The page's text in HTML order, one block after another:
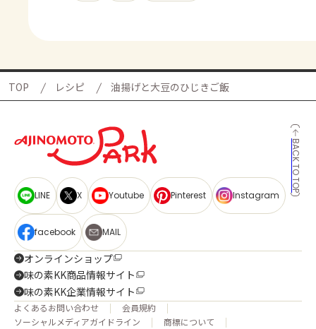
TOP レシピ 油揚げと大豆のひじきご飯
BACK TO TOP
LINE X Youtube Pinterest Instagram
facebook MAIL
オンラインショップ
味の素KK商品情報サイト
味の素KK企業情報サイト
よくあるお問い合わせ
会員規約
ソーシャルメディアガイドライン
商標について